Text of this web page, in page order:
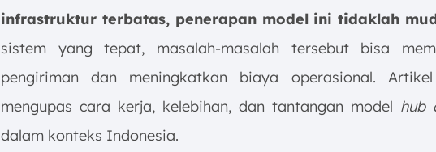
infrastruktur terbatas, penerapan model ini tidaklah
sistem yang tepat, masalah-masalah tersebut bisa
pengiriman dan meningkatkan biaya operasional.
mengupas cara kerja, kelebihan, dan tantangan model hub
dalam konteks Indonesia.